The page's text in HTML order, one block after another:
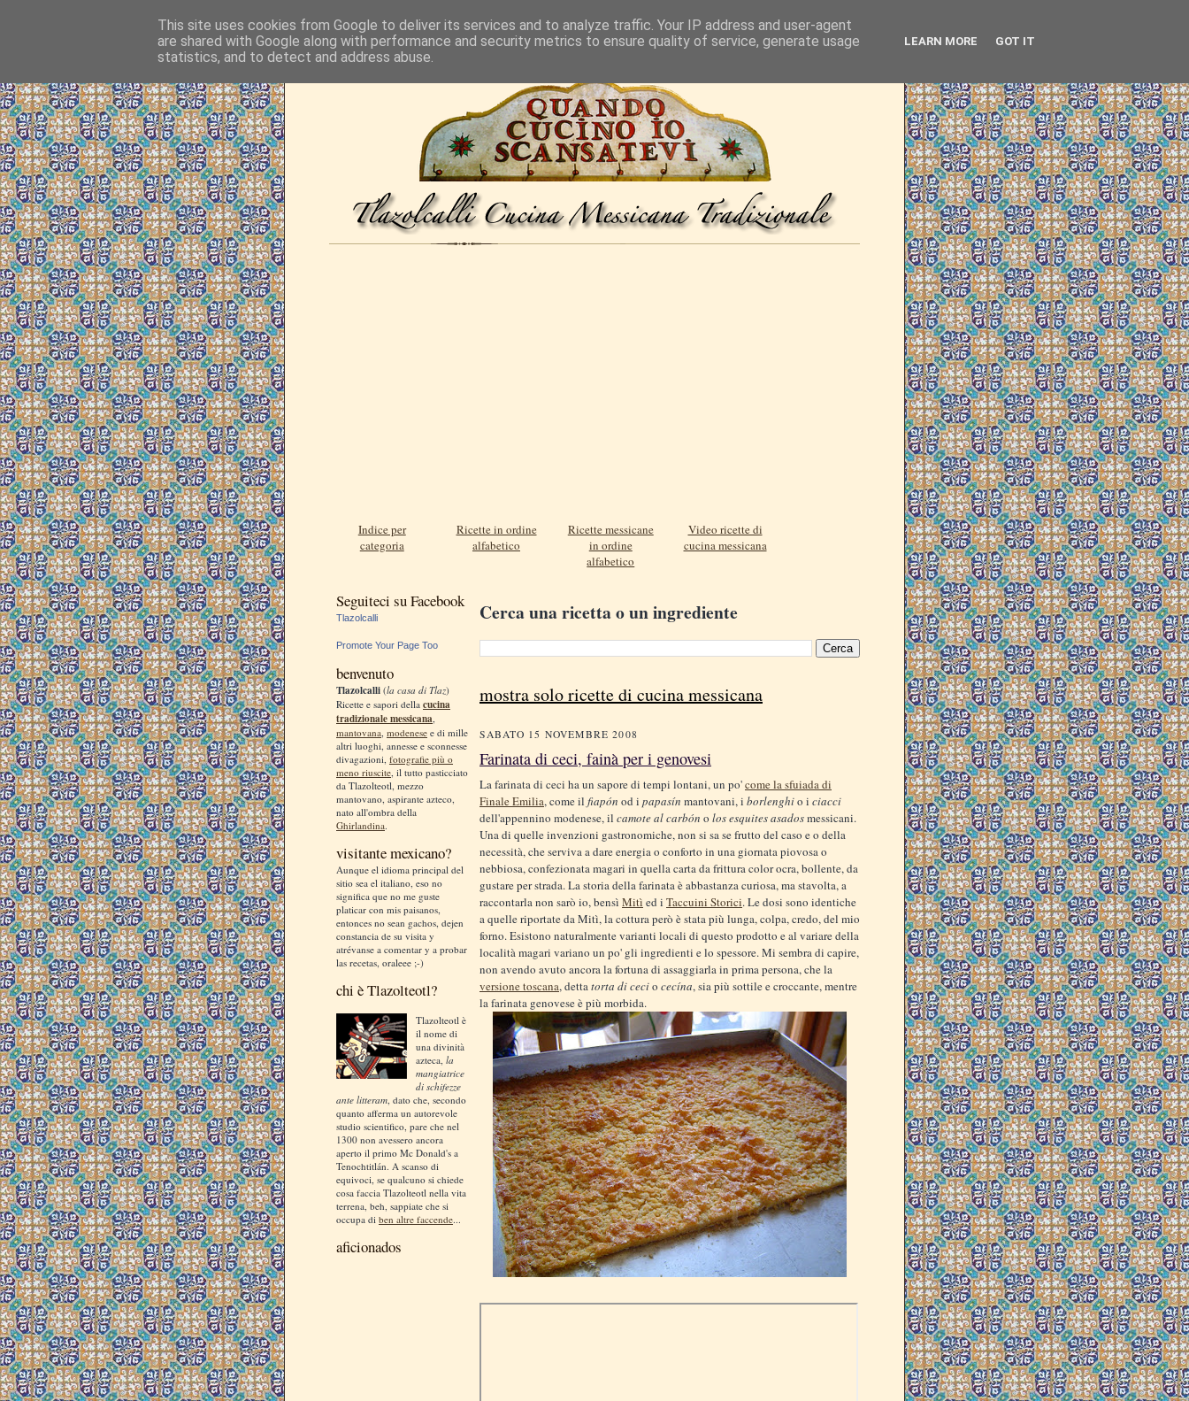
Indice per
categoria
Ricette in ordine
alfabetico
Ricette messicane
in ordine
alfabetico
Video ricette di
cucina messicana
Seguiteci su Facebook
Tlazolcalli
Promote Your Page Too
benvenuto
Tlazolcalli (la casa di Tlaz)
Ricette e sapori della cucina
tradizionale messicana
mantovana modenese e di mille
altri luoghi, annesse e sconnesse
divagazioni, fotografie più o
meno riuscite , il tutto pasticciato
da Tlazolteotl, mezzo
mantovano, aspirante azteco,
nato all'ombra della
Ghirlandina.
visitante mexicano?
Aunque el idioma principal del
sitio sea el italiano, eso no
significa que no me guste
platicar con mis paisanos,
entonces no sean gachos, dejen
constancia de su visita y
atrévanse a comentar y a probar
las recetas, oraleee ;-)
chi è Tlazolteotl?
Tlazolteotl è
il nome di
una divinità
azteca, la
mangiatrice
di schifezze
ante litteram , dato che, secondo
quanto afferma un autorevole
studio scientifico, pare che nel
1300 non avessero ancora
aperto il primo Mc Donald's a
Tenochtitlán. A scanso di
equivoci, se qualcuno si chiede
cosa faccia Tlazolteotl nella vita
terrena, beh, sappiate che si
occupa di ben altre faccende...
aficionados
Cerca una ricetta o un ingrediente
mostra solo ricette di cucina messicana
SABATO 15 NOVEMBRE 2008
Farinata di ceci, fainà per i genovesi
La farinata di ceci ha un sapore di tempi lontani, un po'come la sfuiada di
Finale Emilia, come il fiapón od i papasín mantovani, i borlenghio i ciacci
dell'appennino modenese, il camote al carbón o los esquites asadosmessicani.
Una di quelle invenzioni gastronomiche, non si sa se frutto del caso e o della
necessità, che serviva a dare energia o conforto in una giornata piovosa o
nebbiosa, confezionata magari in quella carta da frittura color ocra, bollente, da
gustare per strada. La storia della farinata è abbastanza curiosa, ma stavolta, a
raccontarla non sarò io, bensì Mitì ed i Taccuini Storici. Le dosi sono identiche
a quelle riportate da Mitì, la cottura però è stata più lunga, colpa, credo, del mio
forno. Esistono naturalmente varianti locali di questo prodotto e al variare della
località magari variano un po' gli ingredienti e lo spessore. Mi sembra di capire,
non avendo avuto ancora la fortuna di assaggiarla in prima persona, che la
versione toscana, dettatorta di cecio cecína, sia più sottile e croccante, mentre
la farinata genovese è più morbida.
This site uses cookies from Google to deliver its services and to analyze traffic. Your IP address and user-agent
are shared with Google along with performance and security metrics to ensure quality of service, generate usage
statistics, and to detect and address abuse.
LEARN MORE GOT IT